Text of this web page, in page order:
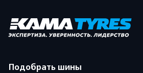
Подобрать шины